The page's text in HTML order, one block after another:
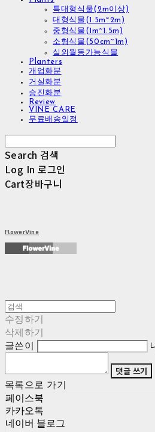
특대형식물(2m이상)
대형식물(1.5m~2m)
중형식물(1m~1.5m)
소형식물(50cm~1m)
실외월동가능식물
Planters
개업화분
거실화분
승진화분
Review
VINE CARE
무료배송일정
Search 검색
Log In 로그인
Cart장바구니
FlowerVine
수정하기
삭제하기
글쓴이
댓글 쓰기
목록으로 가기
페이스북
카카오톡
네이버 블로그